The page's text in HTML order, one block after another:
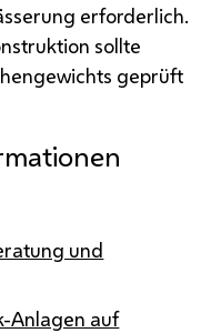
erforderlich.
sollte
geprüft
und
Anlagen auf